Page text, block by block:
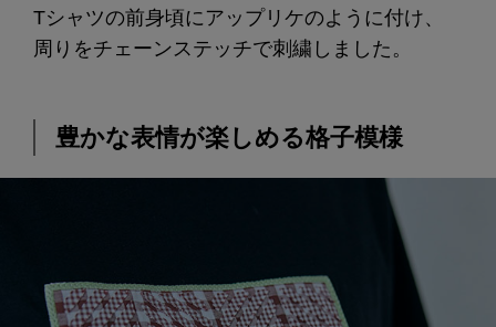
Tシャツの前身頃にアップリケのように付け、
周りをチェーンステッチで刺繍しました。
豊かな表情が楽しめる格子模様